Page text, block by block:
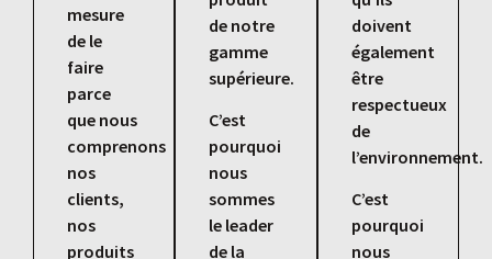
mesure
de le
faire
parce
que nous
comprenons
nos
clients,
nos
produits
de notre
gamme
supérieure.
C’est
pourquoi
nous
sommes
le leader
de la
doivent
également
être
respectueux
de
l’environnement.
C’est
pourquoi
nous